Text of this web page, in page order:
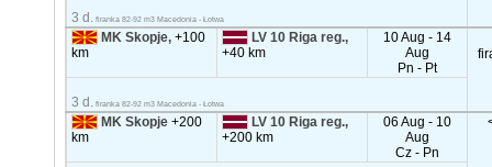
3 d. firanka 82-92 m3 Macedonia - Łotwa
MK Skopje,+100
km
LV 10 Riga reg.,
+40 km
10 Aug - 14
Aug
Pn - Pt
3 d. firanka 82-92 m3 Macedonia - Łotwa
MK Skopje+200
km
LV 10 Riga reg.,
+200 km
06 Aug - 10
Aug
Cz - Pn